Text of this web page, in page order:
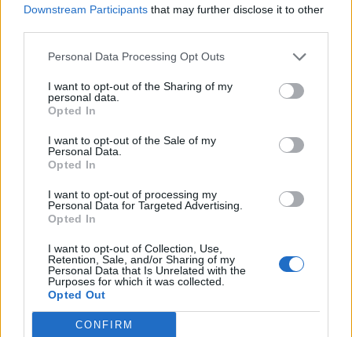
Downstream Participants that may further disclose it to other
Personal Data Processing Opt Outs
I want to opt-out of the Sharing of my
personal data.
Opted In
I want to opt-out of the Sale of my
Personal Data.
Opted In
I want to opt-out of processing my
Personal Data for Targeted Advertising.
Opted In
I want to opt-out of Collection, Use,
Retention, Sale, and/or Sharing of my
Personal Data that Is Unrelated with the
Purposes for which it was collected.
Opted Out
CONFIRM